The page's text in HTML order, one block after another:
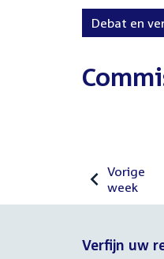
Debat en
Vorige
week
Vorige
Verfijn uw